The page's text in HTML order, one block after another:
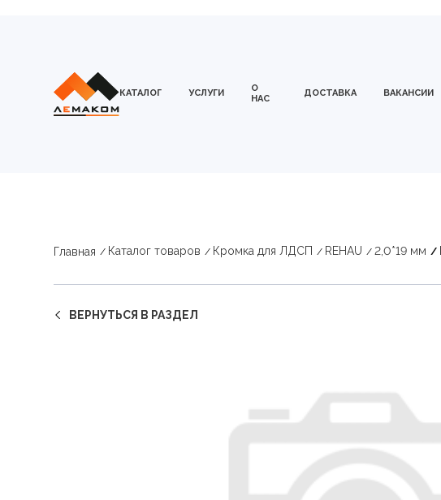
КАТАЛОГ УСЛУГИ
О
НАС
ДОСТАВКА ВАКАНСИИ
Главная Каталог товаров Кромка для ЛДСП REHAU 2,0*19 мм
ВЕРНУТЬСЯ В РАЗДЕЛ